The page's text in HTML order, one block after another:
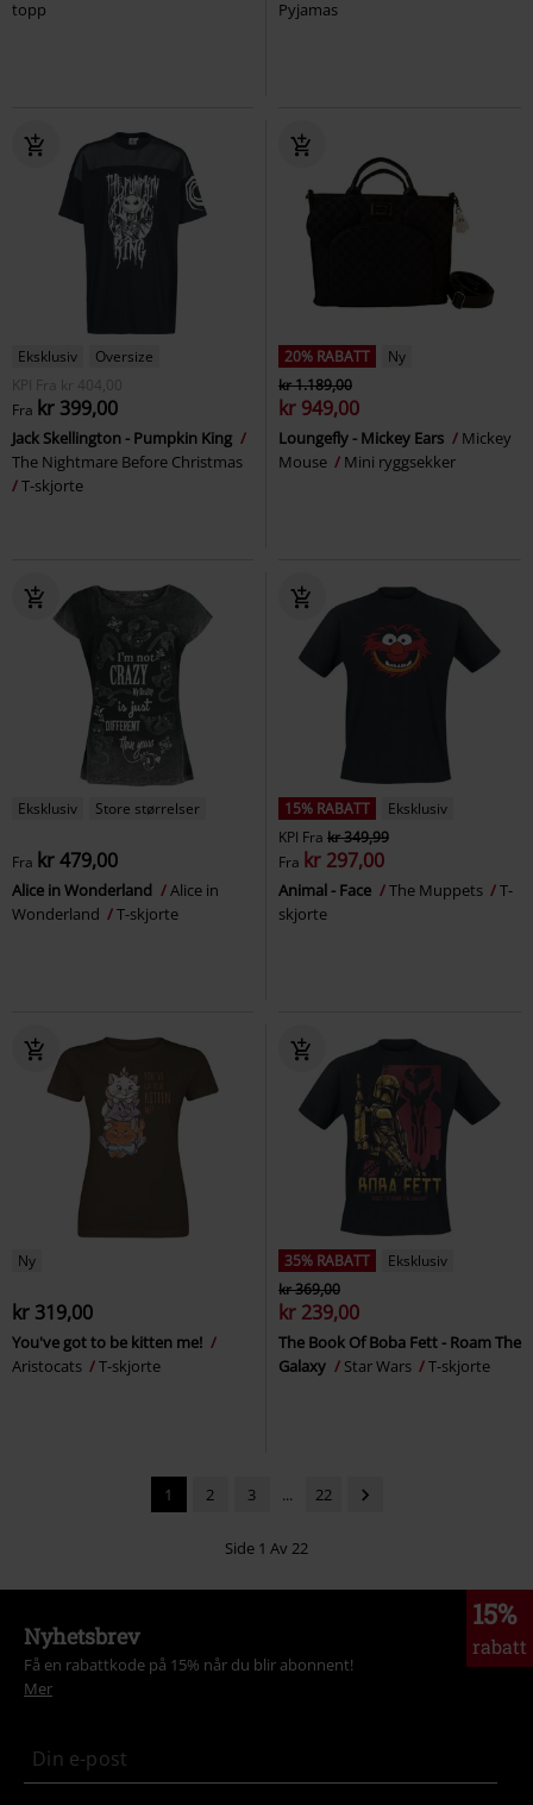
topp Pyjamas
Eksklusiv
Oversize
KPI
Fra kr 404,00
Fra kr 399,00
Jack Skellington - Pumpkin King
The Nightmare Before Christmas
T-skjorte
20% RABATT
Ny
kr 1.189,00
kr 949,00
Loungefly - Mickey Ears
Mickey
Mouse
Mini ryggsekker
Eksklusiv Store størrelser
Fra kr 479,00
Alice in Wonderland
Alice in
Wonderland
T-skjorte
15% RABATT
Eksklusiv
KPI Fra kr 349,99
Fra kr 297,00
Animal - Face The Muppets
T-
skjorte
Ny
kr 319,00
You've got to be kitten me!
Aristocats
T-skjorte
35% RABATT
Eksklusiv
kr 369,00
kr 239,00
The Book Of Boba Fett - Roam The
Galaxy
Star Wars T-skjorte
1 2 3 ... 22
Side 1 Av 22
15%
rabatt
Nyhetsbrev
Få en rabattkode på 15% når du blir abonnent!
Mer